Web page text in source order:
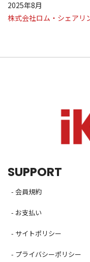
2025年8月
株式会社ロム・シェアリ
SUPPORT
- 会員規約
- お支払い
- サイトポリシー
- プライバシーポリシー